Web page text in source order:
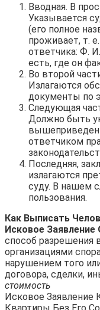
Вводная. В
Указывается
(его полное
проживает, т.
ответчика: Ф.
есть, где он
Во второй
Излагаются
документы по
Следующая
Должно быть
ответчиком
Последняя,
излагаются
суду. В нашем
пользования.
Как Выписать
Исковое Заявление
способ разрешения
организациями
нарушением того
договора, сделки,
стоимость
Исковое Заявление
Квартиры Без Его